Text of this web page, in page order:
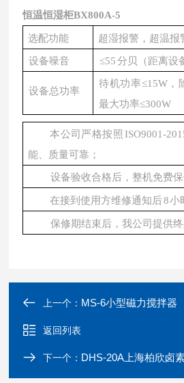
恒温恒湿柜BX800A-5
选配功能 超湿报警，超温报
设备噪音 ≤55 分贝（距离设
设备总功率
待机功率≤15W，
最大功率≤300W
本公司严格按照 ISO9001-
能、质量可靠；
设备验收合格后，整机免费
在接到使用方维修通知后8小
保修期结束后，我公司提供
上一个： MS-6小型磁力搅拌器
返回列表
下一个： DHS-20A上海柏欣卤